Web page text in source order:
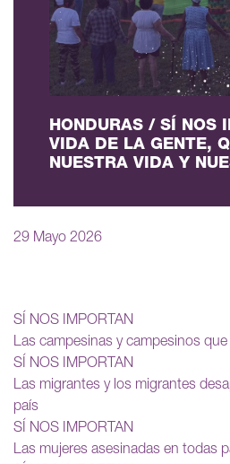
HONDURAS / SÍ NOS
VIDA DE LA GENTE,
NUESTRA VIDA Y
29 Mayo 2026
SÍ NOS IMPORTAN
Las campesinas y campesinos
SÍ NOS IMPORTAN
Las migrantes y los migrantes
país
SÍ NOS IMPORTAN
Las mujeres asesinadas en todas